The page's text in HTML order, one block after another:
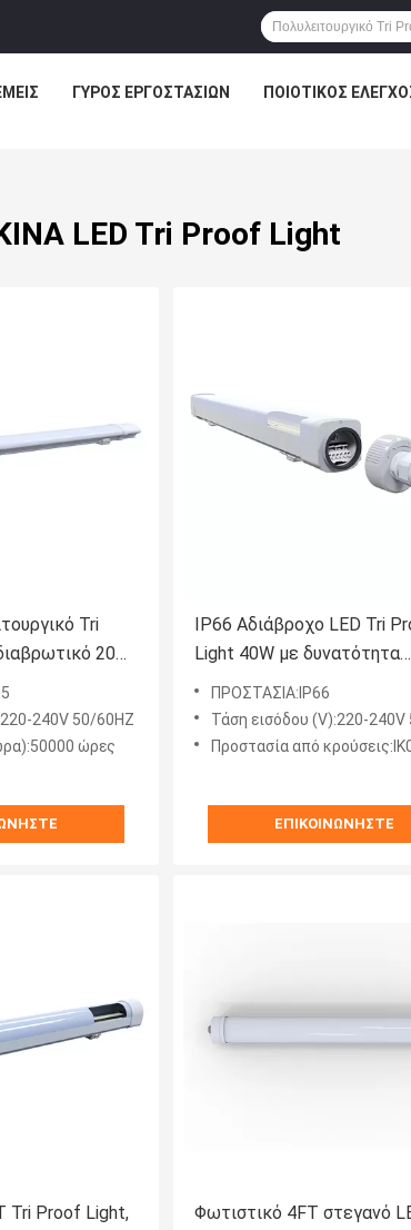
ΓΎΡΟΣ ΕΡΓΟΣΤΑΣΊΩΝ ΠΟΙΟΤΙΚΌΣ
LED Tri Proof Light
Tri
20W
240V 50/60HZ
ώρες
IP66 Αδιάβροχο LED Tri
Light 40W με δυνατότητα
σύνδεσης για αποθήκη
ΠΡΟΣΤΑΣΙΑ:IP66
Τάση εισόδου (V):220-240V
Προστασία από
ΕΠΙΚΟΙΝΩΝΉΣΤΕ
Tri Proof Light,
Φωτιστικό 4FT στεγανό